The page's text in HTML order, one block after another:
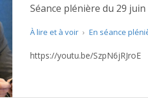
Séance plénière du 29 juin
À lire et à voir › En séance
https://youtu.be/SzpN6jRJroE